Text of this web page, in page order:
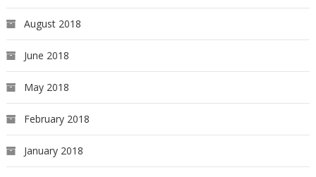
August 2018
June 2018
May 2018
February 2018
January 2018